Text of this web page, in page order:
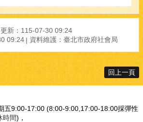
新： 115-07-30 09:24
09:24 資料維護： 臺北市政府社會局
回上一頁
五9:00-17:00 (8:00-9:00,17:00-18:00採彈性
時間)，